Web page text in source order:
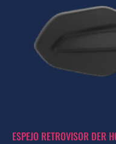
ESPEJO RETROVISOR